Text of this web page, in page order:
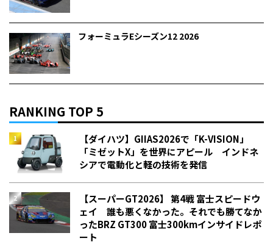
フォーミュラEシーズン12 2026
RANKING TOP 5
【ダイハツ】GIIAS2026で「K-VISION」
「ミゼットX」を世界にアピール インドネ
シアで電動化と軽の技術を発信
【スーパーGT2026】 第4戦 富士スピードウ
ェイ 誰も悪くなかった。それでも勝てなか
った――BRZ GT300 富士300kmインサイドレポ
ート